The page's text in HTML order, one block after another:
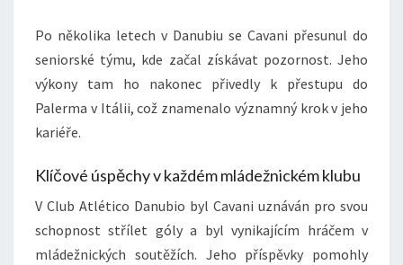
Po několika letech v Danubiu se Cavani přesunul do
seniorské týmu, kde začal získávat pozornost. Jeho
výkony tam ho nakonec přivedly k přestupu do
Palerma v Itálii, což znamenalo významný krok v jeho
kariéře.
Klíčové úspěchy v každém mládežnickém klubu
V Club Atlético Danubio byl Cavani uznáván pro svou
schopnost střílet góly a byl vynikajícím hráčem v
mládežnických soutěžích. Jeho příspěvky pomohly